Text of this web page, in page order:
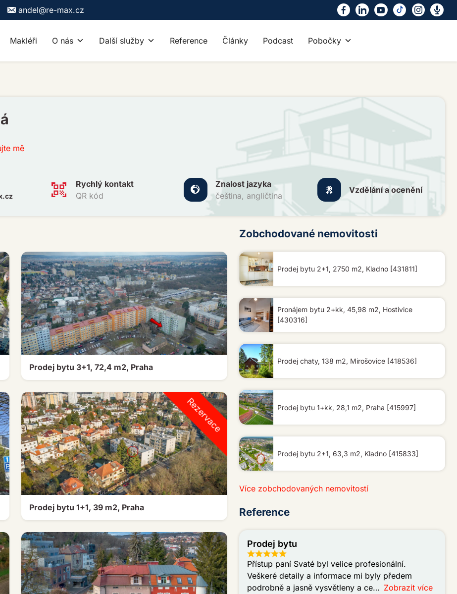
andel@re-max.cz
Makléři O nás Další služby Reference Články Podcast Pobočky
mě
Rychlý kontakt
QR kód
Znalost jazyka
čeština, angličtina
Vzdělání a ocenění
Prodej bytu 3+1, 72,4 m2, Praha
Rezervace
Prodej bytu 1+1, 39 m2, Praha
Zobchodované nemovitosti
Prodej bytu 2+1, 2750 m2, Kladno [431811]
Pronájem bytu 2+kk, 45,98 m2, Hostivice
[430316]
Prodej chaty, 138 m2, Mirošovice [418536]
Prodej bytu 1+kk, 28,1 m2, Praha [415997]
Prodej bytu 2+1, 63,3 m2, Kladno [415833]
Více zobchodovaných nemovitostí
Reference
Prodej bytu
Přístup paní Svaté byl velice profesionální.
Veškeré detaily a informace mi byly předem
podrobně a jasně vysvětleny a ce
Zobrazit více